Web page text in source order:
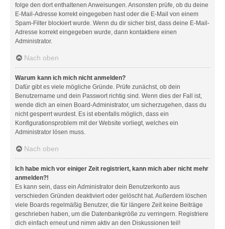
folge den dort enthaltenen Anweisungen. Ansonsten prüfe, ob du deine
E-Mail-Adresse korrekt eingegeben hast oder die E-Mail von einem
Spam-Filter blockiert wurde. Wenn du dir sicher bist, dass deine E-Mail-
Adresse korrekt eingegeben wurde, dann kontaktiere einen
Administrator.
Nach oben
Warum kann ich mich nicht anmelden?
Dafür gibt es viele mögliche Gründe. Prüfe zunächst, ob dein
Benutzername und dein Passwort richtig sind. Wenn dies der Fall ist,
wende dich an einen Board-Administrator, um sicherzugehen, dass du
nicht gesperrt wurdest. Es ist ebenfalls möglich, dass ein
Konfigurationsproblem mit der Website vorliegt, welches ein
Administrator lösen muss.
Nach oben
Ich habe mich vor einiger Zeit registriert, kann mich aber nicht mehr
anmelden?!
Es kann sein, dass ein Administrator dein Benutzerkonto aus
verschieden Gründen deaktiviert oder gelöscht hat. Außerdem löschen
viele Boards regelmäßig Benutzer, die für längere Zeit keine Beiträge
geschrieben haben, um die Datenbankgröße zu verringern. Registriere
dich einfach erneut und nimm aktiv an den Diskussionen teil!